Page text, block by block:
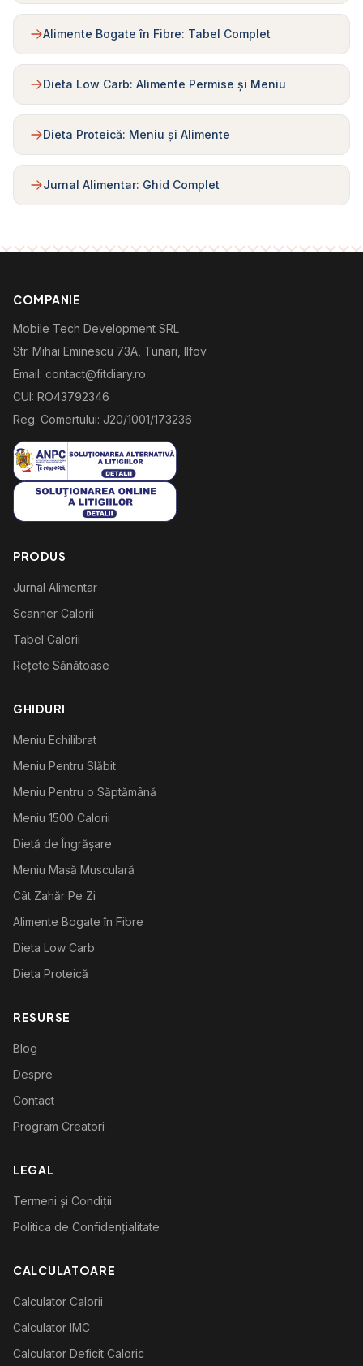
Alimente Bogate în Fibre: Tabel Complet
Dieta Low Carb: Alimente Permise și Meniu
Dieta Proteică: Meniu și Alimente
Jurnal Alimentar: Ghid Complet
COMPANIE
Mobile Tech Development SRL
Str. Mihai Eminescu 73A, Tunari, Ilfov
Email: contact@fitdiary.ro
CUI: RO43792346
Reg. Comertului: J20/1001/173236
PRODUS
Jurnal Alimentar
Scanner Calorii
Tabel Calorii
Rețete Sănătoase
GHIDURI
Meniu Echilibrat
Meniu Pentru Slăbit
Meniu Pentru o Săptămână
Meniu 1500 Calorii
Dietă de Îngrășare
Meniu Masă Musculară
Cât Zahăr Pe Zi
Alimente Bogate în Fibre
Dieta Low Carb
Dieta Proteică
RESURSE
Blog
Despre
Contact
Program Creatori
LEGAL
Termeni și Condiții
Politica de Confidențialitate
CALCULATOARE
Calculator Calorii
Calculator IMC
Calculator Deficit Caloric